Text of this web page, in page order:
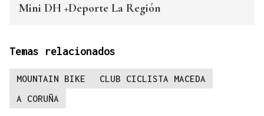
Mini DH +Deporte La Región
Temas relacionados
MOUNTAIN BIKE
CLUB CICLISTA MACEDA
A CORUÑA